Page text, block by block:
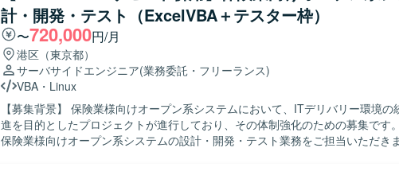
ことで、製造業の業務知識とシステム運用保守のスキルをあわせて高めていくこ
す。上流工程から運用保守まで幅広い工程を経験できるため、キャリアの幅を
ションです。 【開発環境】 JavaやVBAを用いたアプリケーション、およびTalend、RDB、
BigQueryなどを利用したシステム環境での開発・運用保守となります。
計・開発・テスト（ExcelVBA＋テスター枠）
〜720,000円/月
港区（東京都）
サーバサイドエンジニア(業務委託・フリーランス)
VBA ・ Linux
【募集背景】 保険業様向けオープン系システムにおいて、ITデリバリー環境の
進を目的としたプロジェクトが進行しており、その体制強化のための募集です。 【作業内容】
保険業様向けオープン系システムの設計・開発・テスト業務をご担当いただき